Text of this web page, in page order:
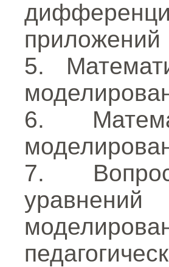
приложений
5.
6.
7.